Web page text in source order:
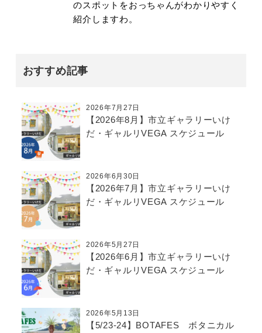
のスポットをおっちゃんがわかりやすく
紹介しますわ。
おすすめ記事
2026年7月27日
【2026年8月】市立ギャラリーいけ
だ・ギャルリVEGA スケジュール
2026年6月30日
【2026年7月】市立ギャラリーいけ
だ・ギャルリVEGA スケジュール
2026年5月27日
【2026年6月】市立ギャラリーいけ
だ・ギャルリVEGA スケジュール
2026年5月13日
【5/23-24】BOTAFES ボタニカル